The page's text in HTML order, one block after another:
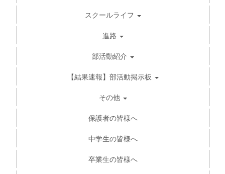
スクールライフ
進路
部活動紹介
【結果速報】部活動掲示板
その他
保護者の皆様へ
中学生の皆様へ
卒業生の皆様へ